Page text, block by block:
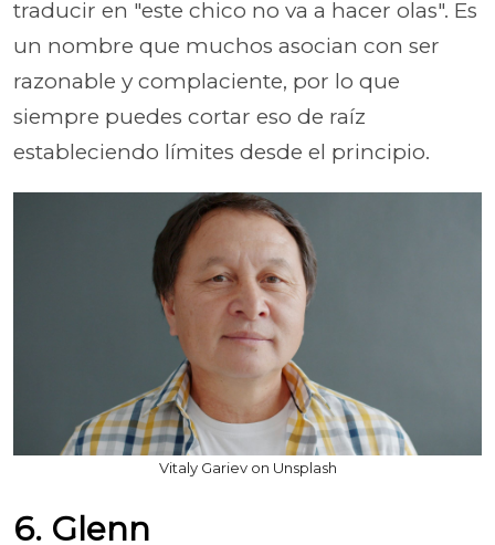
traducir en "este chico no va a hacer olas". Es
un nombre que muchos asocian con ser
razonable y complaciente, por lo que
siempre puedes cortar eso de raíz
estableciendo límites desde el principio.
Vitaly Gariev on Unsplash
6. Glenn